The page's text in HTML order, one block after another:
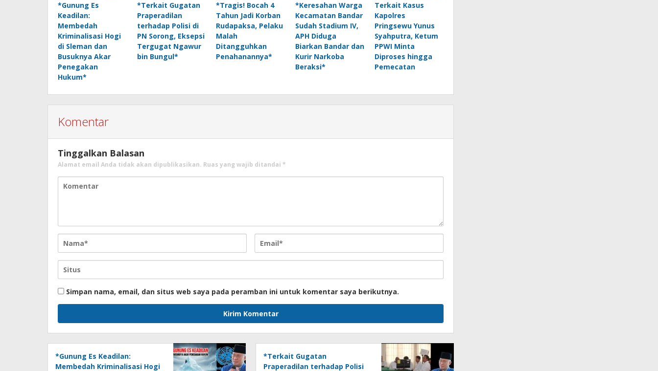
*Gunung Es
Keadilan:
Membedah
Kriminalisasi Hogi
di Sleman dan
Busuknya Akar
Penegakan
Hukum*
*Terkait Gugatan
Praperadilan
terhadap Polisi di
PN Sorong, Eksepsi
Tergugat Ngawur
bin Bungul*
*Tragis! Bocah 4
Tahun Jadi Korban
Rudapaksa, Pelaku
Malah
Ditangguhkan
Penahanannya*
*Keresahan Warga
Kecamatan Bandar
Sudah Stadium IV,
APH Diduga
Biarkan Bandar dan
Kurir Narkoba
Beraksi*
Terkait Kasus
Kapolres
Pringsewu Yunus
Syahputra, Ketum
PPWI Minta
Diproses hingga
Pemecatan
Komentar
Tinggalkan Balasan
Alamat email Anda tidak akan dipublikasikan. Ruas yang wajib ditandai *
Simpan nama, email, dan situs web saya pada peramban ini untuk komentar saya berikutnya.
*Gunung Es Keadilan:
Membedah Kriminalisasi Hogi
*Terkait Gugatan
Praperadilan terhadap Polisi